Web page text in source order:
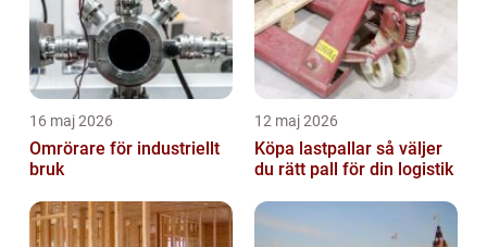
16 maj 2026
Omrörare för industriellt
bruk
12 maj 2026
Köpa lastpallar så väljer
du rätt pall för din logistik